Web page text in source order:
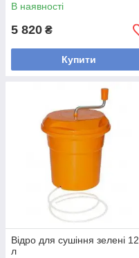
В наявності
5 820 ₴
Купити
Відро для сушіння зелені 12
л